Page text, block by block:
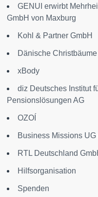
GENUI erwirbt
GmbH von Maxburg
Kohl & Partner GmbH
Dänische
xBody
diz Deutsches Institut
Pensionslösungen AG
OZOÍ
Business Missions
RTL Deutschland
Hilfsorganisation
Spenden